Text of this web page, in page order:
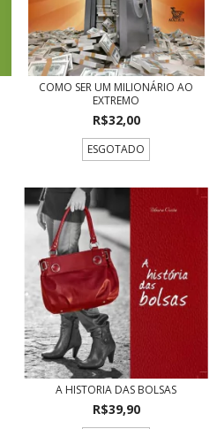
COMO SER UM MILIONÁRIO AO
EXTREMO
R$32,00
ESGOTADO
A HISTORIA DAS BOLSAS
R$39,90